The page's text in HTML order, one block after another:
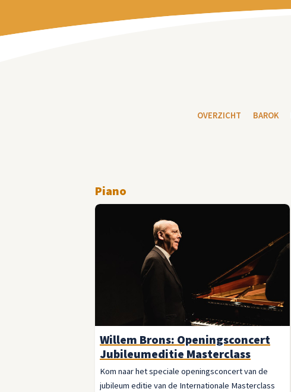
OVERZICHT BAROK
Piano
Willem Brons: Openingsconcert
Jubileumeditie Masterclass
Kom naar het speciale openingsconcert van de
jubileum editie van de Internationale Masterclass